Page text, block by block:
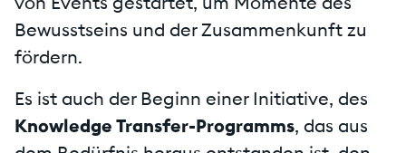
von Events gestartet, um Momente des
Bewusstseins und der Zusammenkunft zu
fördern.
Es ist auch der Beginn einer Initiative, des
Knowledge Transfer-Programms, das aus